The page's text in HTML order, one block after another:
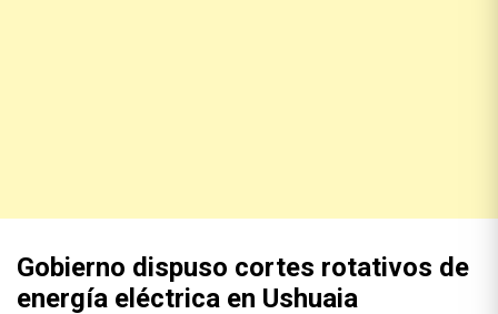
Gobierno dispuso cortes rotativos de
energía eléctrica en Ushuaia